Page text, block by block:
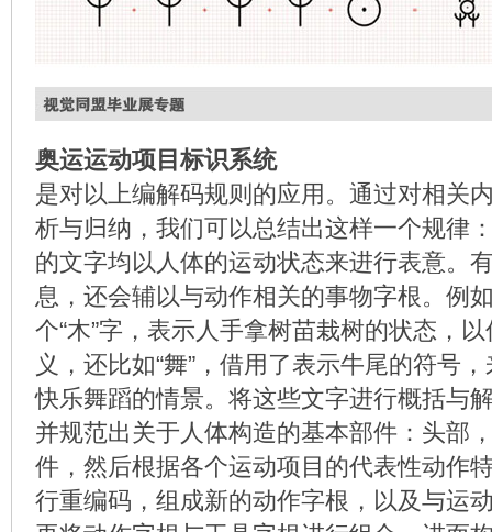
奥运运动项目标识系统
是对以上编解码规则的应用。通过对相关
析与归纳，我们可以总结出这样一个规律
的文字均以人体的运动状态来进行表意。
息，还会辅以与动作相关的事物字根。例
个“木”字，表示人手拿树苗栽树的状态，
义，还比如“舞”，借用了表示牛尾的符号
快乐舞蹈的情景。将这些文字进行概括与
并规范出关于人体构造的基本部件：头部
件，然后根据各个运动项目的代表性动作
行重编码，组成新的动作字根，以及与运